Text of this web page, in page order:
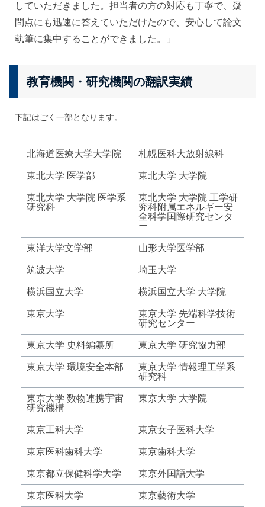
していただきました。担当者の方の対応も丁寧で、疑
問点にも迅速に答えていただけたので、安心して論文
執筆に集中することができました。」
教育機関・研究機関の翻訳実績
下記はごく一部となります。
北海道医療大学大学院 札幌医科大放射線科
東北大学 医学部 東北大学 大学院
東北大学 大学院 医学系
研究科
東北大学 大学院 工学研
究科附属エネルギー安
全科学国際研究センタ
ー
東洋大学文学部 山形大学医学部
筑波大学 埼玉大学
横浜国立大学 横浜国立大学 大学院
東京大学
東京大学 先端科学技術
研究センター
東京大学 史料編纂所 東京大学 研究協力部
東京大学 環境安全本部
東京大学 情報理工学系
研究科
東京大学 数物連携宇宙
研究機構
東京大学 大学院
東京工科大学 東京女子医科大学
東京医科歯科大学 東京歯科大学
東京都立保健科学大学 東京外国語大学
東京医科大学 東京藝術大学